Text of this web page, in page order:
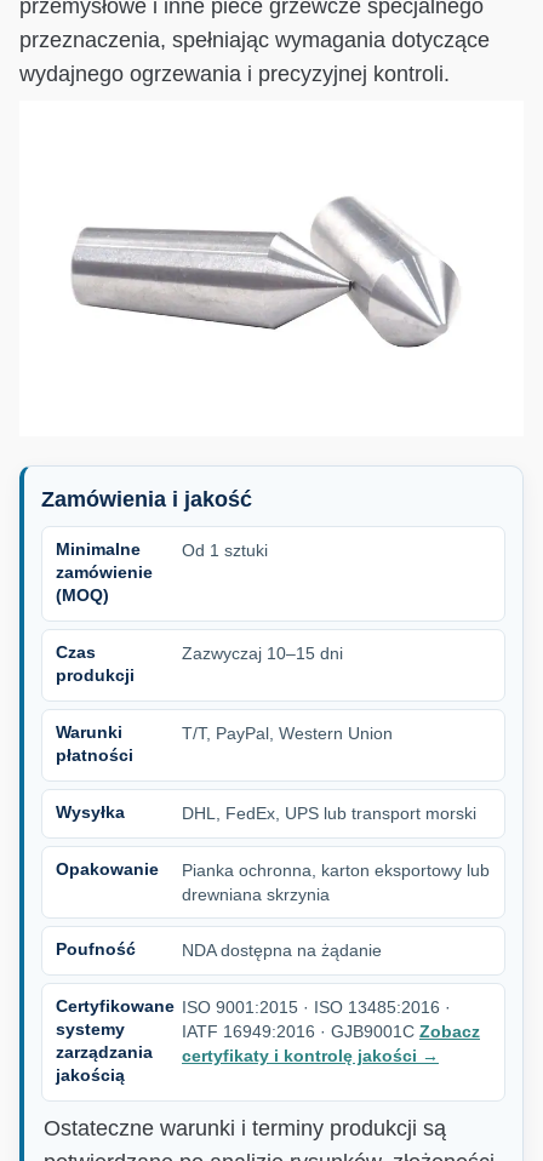
przemysłowe i inne piece grzewcze specjalnego
przeznaczenia, spełniając wymagania dotyczące
wydajnego ogrzewania i precyzyjnej kontroli.
Zamówienia i jakość
Minimalne
zamówienie
(MOQ)
Od 1 sztuki
Czas
produkcji
Zazwyczaj 10–15 dni
Warunki
płatności
T/T, PayPal, Western Union
Wysyłka DHL, FedEx, UPS lub transport morski
Opakowanie
Pianka ochronna, karton eksportowy lub
drewniana skrzynia
Poufność NDA dostępna na żądanie
Certyfikowane
systemy
zarządzania
jakością
ISO 9001:2015 · ISO 13485:2016 ·
IATF 16949:2016 · GJB9001C Zobacz
certyfikaty i kontrolę jakości →
Ostateczne warunki i terminy produkcji są